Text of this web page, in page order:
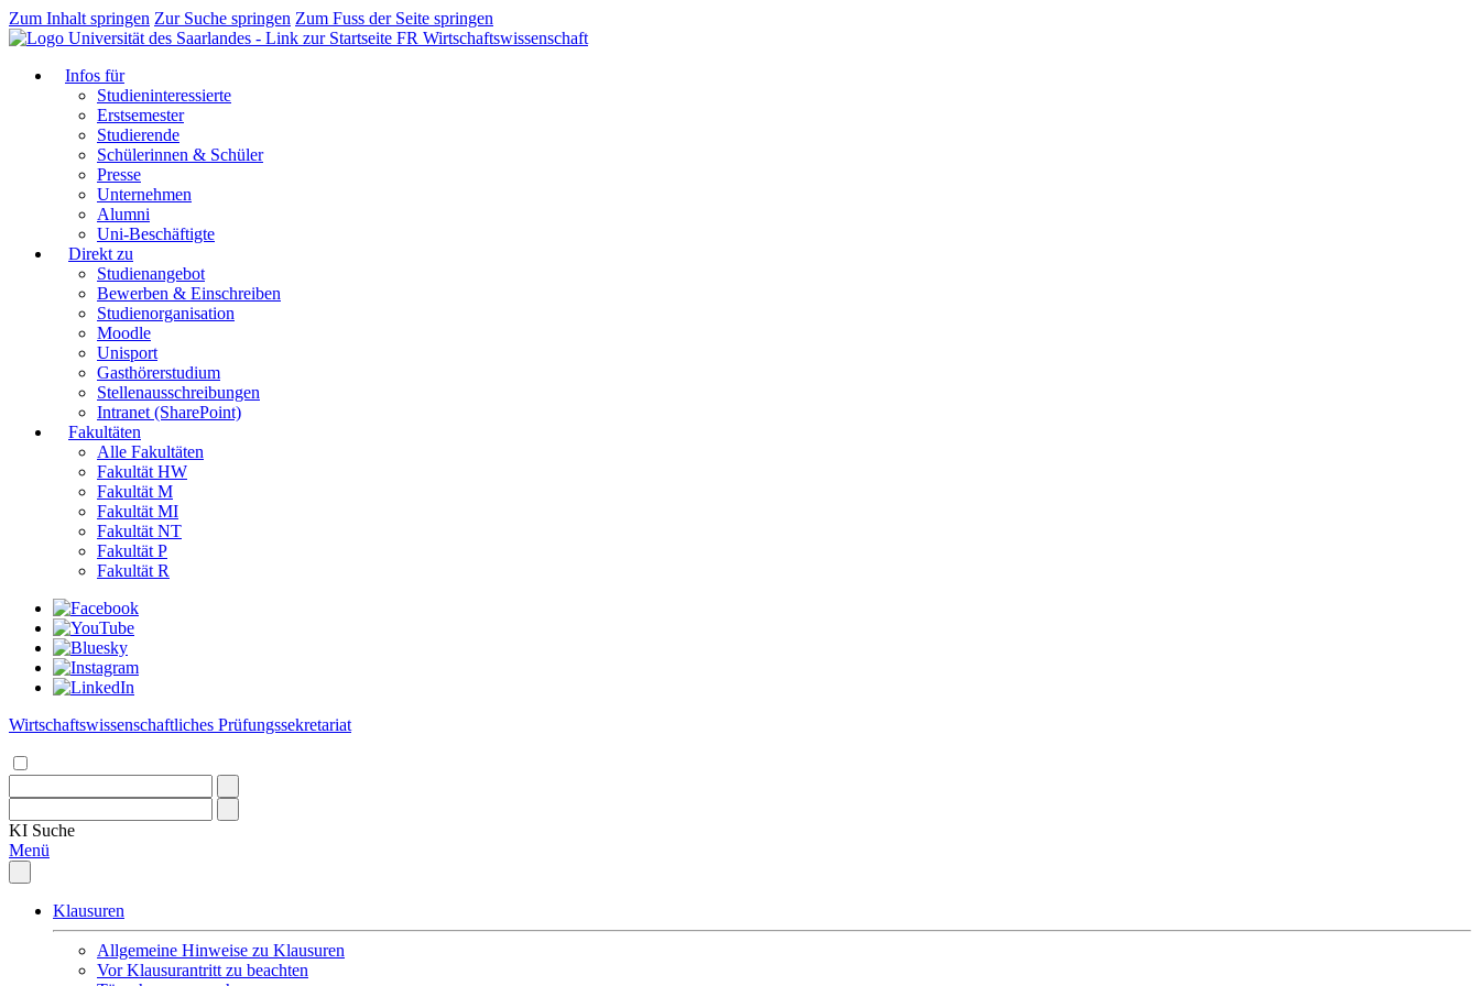
Zum Inhalt springen Zur Suche springen Zum Fuss der Seite springen
FR Wirtschaftswissenschaft
Infos für
Studieninteressierte
Erstsemester
Studierende
Schülerinnen & Schüler
Presse
Unternehmen
Alumni
Uni-Beschäftigte
Direkt zu
Studienangebot
Bewerben & Einschreiben
Studienorganisation
Moodle
Unisport
Gasthörerstudium
Stellenausschreibungen
Intranet (SharePoint)
Fakultäten
Alle Fakultäten
Fakultät HW
Fakultät M
Fakultät MI
Fakultät NT
Fakultät P
Fakultät R
Wirtschaftswissenschaftliches Prüfungssekretariat
KI Suche
Menü
Klausuren
Allgemeine Hinweise zu Klausuren
Vor Klausurantritt zu beachten